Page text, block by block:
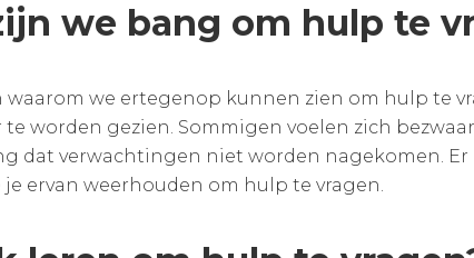
we bang om hulp te
waarom we ertegenop kunnen zien om hulp te
te worden gezien. Sommigen voelen zich
dat verwachtingen niet worden nagekomen.
ervan weerhouden om hulp te vragen.